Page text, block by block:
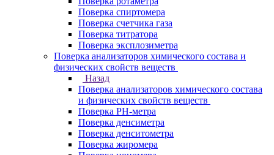
Поверка спиртомера
Поверка счетчика газа
Поверка титратора
Поверка эксплозиметра
Поверка анализаторов химического состава и
физических свойств веществ
Назад
Поверка анализаторов химического состава
и физических свойств веществ
Поверка PH-метра
Поверка денсиметра
Поверка денситометра
Поверка жиромера